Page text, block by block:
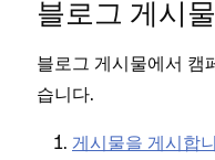
블로그 게시
블로그 게시물에서 캠
습니다.
게시물을 게시합